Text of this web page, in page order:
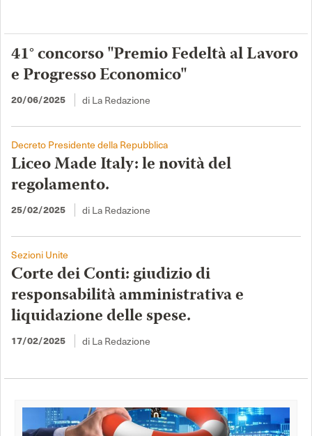
41° concorso "Premio Fedeltà al Lavoro
e Progresso Economico"
20/06/2025 di La Redazione
Decreto Presidente della Repubblica
Liceo Made Italy: le novità del
regolamento.
25/02/2025 di La Redazione
Sezioni Unite
Corte dei Conti: giudizio di
responsabilità amministrativa e
liquidazione delle spese.
17/02/2025 di La Redazione